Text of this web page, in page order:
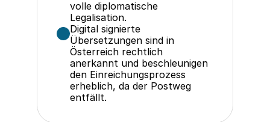
volle diplomatische
Legalisation.
Digital signierte
Übersetzungen sind in
Österreich rechtlich
anerkannt und beschleunigen
den Einreichungsprozess
erheblich, da der Postweg
entfällt.